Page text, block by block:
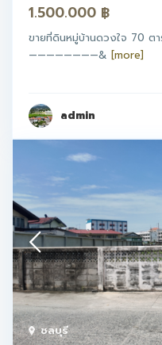
1.500.000 ฿
ขายที่ดินหมู่บ้านดวงใจ 70 ตา
————————& [more]
admin
ชลบุรี